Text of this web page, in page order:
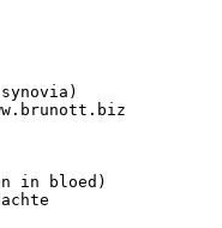
in bloed)